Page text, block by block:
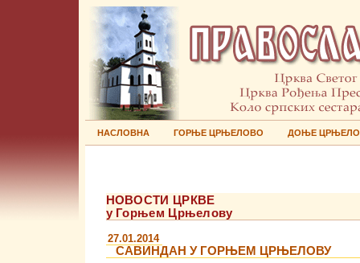
НАСЛОВНА ГОРЊЕ ЦРЊЕЛОВО ДОЊЕ
НОВОСТИ ЦРКВЕ
у Горњем Црњелову
27.01.2014
САВИНДАН У ГОРЊЕМ ЦРЊЕЛОВУ